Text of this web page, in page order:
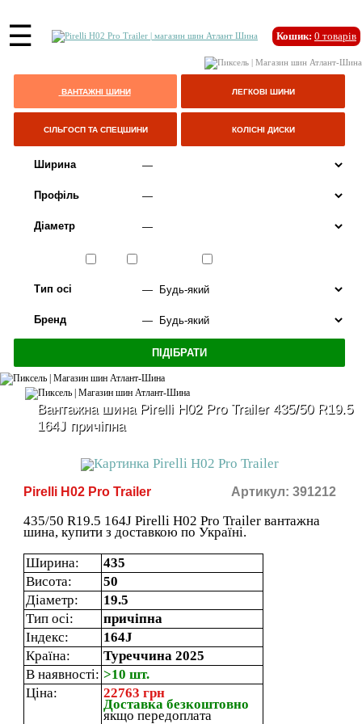
☰ Кошик: 0 товарів
ВАНТАЖНІ ШИНИ ЛЕГКОВІ ШИНИ
СІЛЬГОСП ТА СПЕЦШИНИ КОЛІСНІ ДИСКИ
Ширина
Профіль
Діаметр
Тип осі
Бренд
Вантажна шина Pirelli H02 Pro Trailer 435/50 R19.5
164J причіпна
Pirelli H02 Pro Trailer Артикул: 391212
435/50 R19.5 164J Pirelli H02 Pro Trailer вантажна
шина, купити з доставкою по Україні.
Ширина:
435
Висота:
50
Діаметр:
19.5
Тип осі:
причіпна
Індекс:
164J
Країна:
Туреччина 2025
В наявності: >10 шт.
Ціна:
22763 грн
Доставка безкоштовно
якщо передоплата